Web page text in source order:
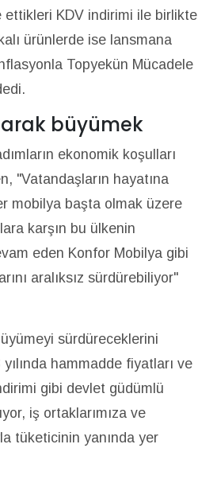
ettikleri KDV indirimi ile birlikte
ürünlerde ise lansmana
Topyekün Mücadele
büyümek
ekonomik koşulları
"Vatandaşların hayatına
mobilya başta olmak üzere
karşın bu ülkenin
eden Konfor Mobilya gibi
aralıksız sürdürebiliyor"
sürdüreceklerini
hammadde fiyatları ve
gibi devlet güdümlü
iş ortaklarımıza ve
tüketicinin yanında yer